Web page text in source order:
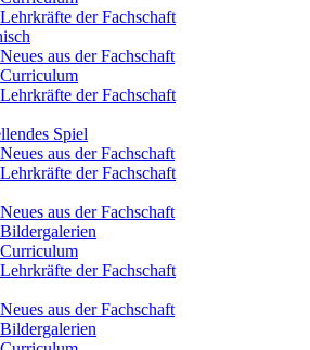
Lehrkräfte der Fachschaft
Neues aus der Fachschaft
Curriculum
Lehrkräfte der Fachschaft
Spiel
Neues aus der Fachschaft
Lehrkräfte der Fachschaft
Neues aus der Fachschaft
Bildergalerien
Curriculum
Lehrkräfte der Fachschaft
Neues aus der Fachschaft
Bildergalerien